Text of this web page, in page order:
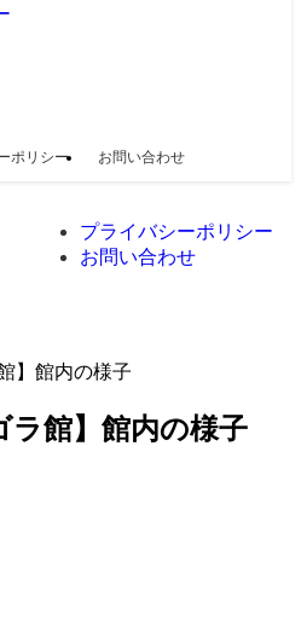
ポリシー お問い合わせ
プライバシーポリシー
お問い合わせ
】館内の様子
ラ館】館内の様子